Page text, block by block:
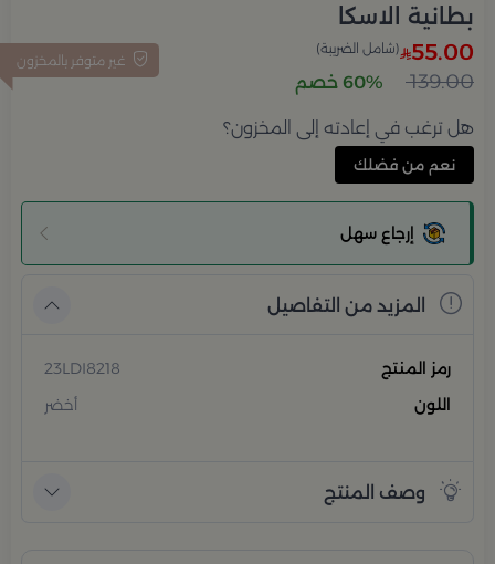
بطانية الاسكا
غير متوفر بالمخزون 55.00 (شامل الضريبة)
139.00 60% خصم
هل ترغب في إعادته إلى المخزون؟
نعم من فضلك
إرجاع سهل
المزيد من التفاصيل
رمز المنتج
23LDI8218
اللون
أخضر
وصف المنتج